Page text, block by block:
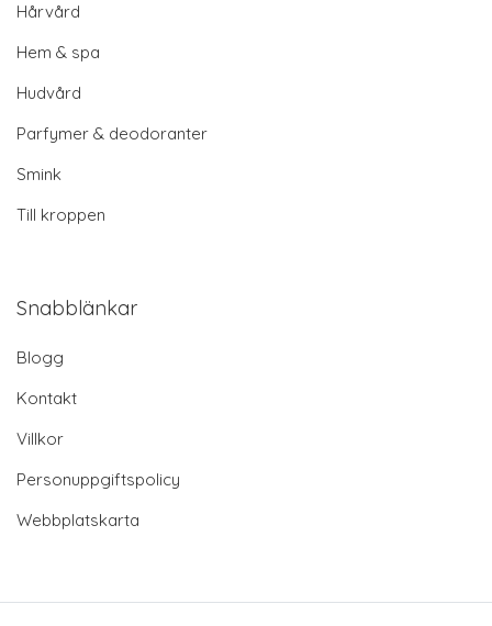
Hårvård
Hem & spa
Hudvård
Parfymer & deodoranter
Smink
Till kroppen
Snabblänkar
Blogg
Kontakt
Villkor
Personuppgiftspolicy
Webbplatskarta